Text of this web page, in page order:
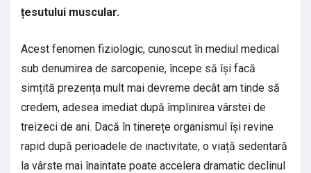
țesutului muscular.
Acest fenomen fiziologic, cunoscut în mediul medical
sub denumirea de sarcopenie, începe să își facă
simțită prezența mult mai devreme decât am tinde să
credem, adesea imediat după împlinirea vârstei de
treizeci de ani. Dacă în tinerețe organismul își revine
rapid după perioadele de inactivitate, o viață sedentară
la vârste mai înaintate poate accelera dramatic declinul